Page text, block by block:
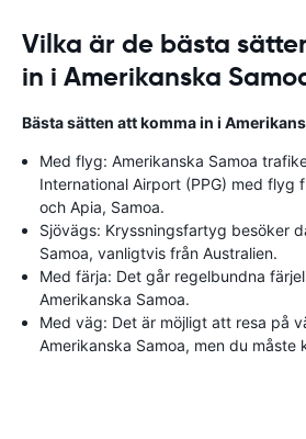
Vilka är de bästa
in i Amerikanska
Bästa sätten att komma in i
Med flyg: Amerikanska Samoa
International Airport (PPG) med flyg
och Apia, Samoa.
Sjövägs: Kryssningsfartyg besöker
Samoa, vanligtvis från Australien.
Med färja: Det går regelbundna
Amerikanska Samoa.
Med väg: Det är möjligt att resa på
Amerikanska Samoa, men du måste